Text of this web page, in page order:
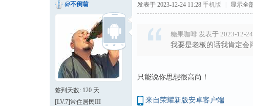
@不倒翁
签到天数: 120 天
[LV.7]常住居民III
发表于 2023-12-24 11:28 手机版 显示全
糖果咖啡 发表于 2023-12-
我要是老板的话我肯定会
只能说你思想很高尚！
来自荣耀新版安卓客户端